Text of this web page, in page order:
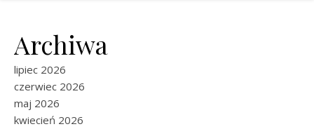
Archiwa
lipiec 2026
czerwiec 2026
maj 2026
kwiecień 2026